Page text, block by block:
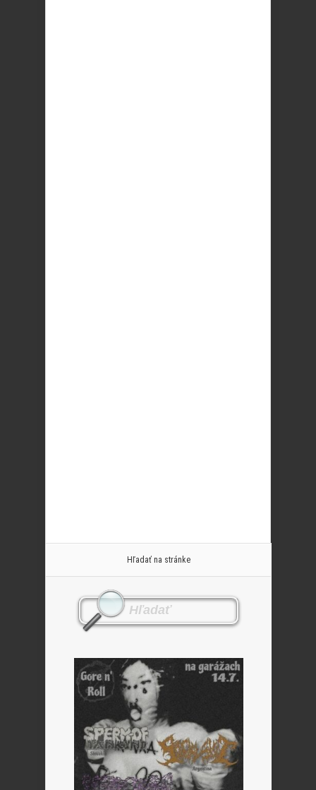
Hľadať na stránke